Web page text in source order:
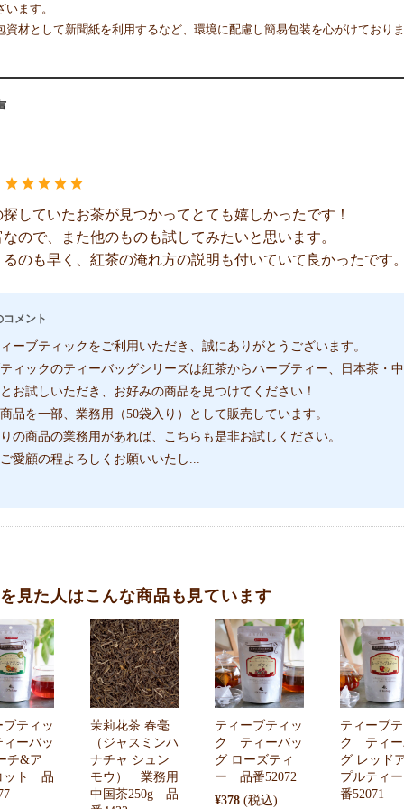
います。
資材として新聞紙を利用するなど、環境に配慮し簡易包装を心がけており
していたお茶が見つかってとても嬉しかったです！
ので、また他のものも試してみたいと思います。
のも早く、紅茶の淹れ方の説明も付いていて良かったです
メント
ーブティックをご利用いただき、誠にありがとうございます。
ィックのティーバッグシリーズは紅茶からハーブティー、日本茶・
お試しいただき、お好みの商品を見つけてください！
品を一部、業務用（50袋入り）として販売しています。
の商品の業務用があれば、こちらも是非お試しください。
愛顧の程よろしくお願いいたし ...
見た人はこんな商品も見ています
ブティッ
ーバッ
チ&ア
ット 品
茉莉花茶 春毫
（ジャスミンハ
ナチャ シュン
モウ） 業務用
中国茶250g 品
ティーブティッ
ク ティーバッ
グ ローズティ
ー 品番52072
¥378
ティーブ
ク ティー
グ レッド
プルティ
番52071